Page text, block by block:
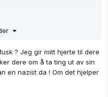
? Jeg gir mitt hjerte til dere
dere om å ta ting ut av sin
en nazist da ! Om det hjelper